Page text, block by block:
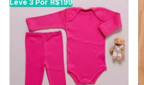
Leve 3 Por R$199